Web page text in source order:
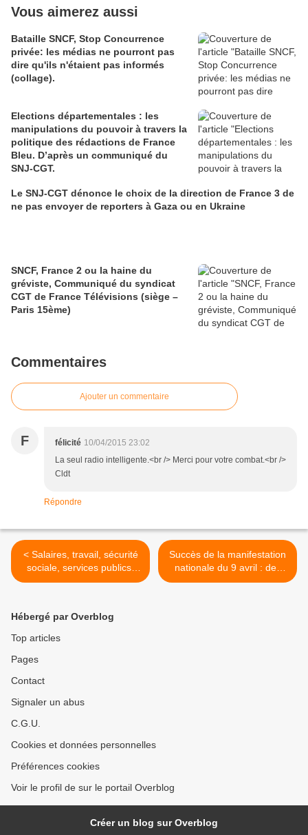
Vous aimerez aussi
Bataille SNCF, Stop Concurrence
privée: les médias ne pourront pas
dire qu'ils n'étaient pas informés
(collage).
Elections départementales : les
manipulations du pouvoir à travers la
politique des rédactions de France
Bleu. D’après un communiqué du
SNJ-CGT.
Le SNJ-CGT dénonce le choix de la direction de France 3 de
ne pas envoyer de reporters à Gaza ou en Ukraine
SNCF, France 2 ou la haine du
gréviste, Communiqué du syndicat
CGT de France Télévisions (siège –
Paris 15ème)
Commentaires
Ajouter un commentaire
F félicité 10/04/2015 23:02
La seul radio intelligente.<br /> Merci pour votre combat.<br />
Cldt
Répondre
< Salaires, travail, sécurité
sociale, services publics,
logement : La rupture
Succès de la manifestation
nationale du 9 avril : des
militants, des salariés,
Hébergé par Overblog
Top articles
Pages
Contact
Signaler un abus
C.G.U.
Cookies et données personnelles
Préférences cookies
Voir le profil de sur le portail Overblog
Créer un blog sur Overblog